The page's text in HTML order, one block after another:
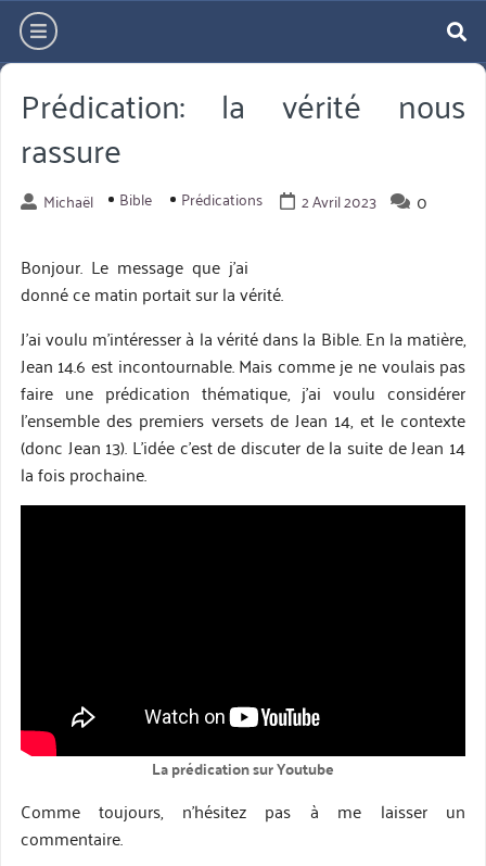
Aller
directement
au
contenu
hamburger
Prédication: la vérité nous
rassure
Michaël Bible Prédications 2 Avril 2023 0
Bonjour. Le message que j’ai
donné ce matin portait sur la vérité.
J’ai voulu m’intéresser à la vérité dans la Bible. En la matière,
Jean 14.6 est incontournable. Mais comme je ne voulais pas
faire une prédication thématique, j’ai voulu considérer
l’ensemble des premiers versets de Jean 14, et le contexte
(donc Jean 13). L’idée c’est de discuter de la suite de Jean 14
la fois prochaine.
La prédication sur Youtube
Comme toujours, n’hésitez pas à me laisser un
commentaire.